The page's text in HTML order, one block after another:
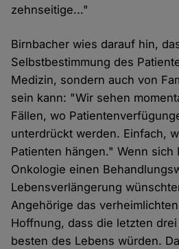
zehnseitige..."
Birnbacher wies darauf hin,
Selbstbestimmung des
Medizin, sondern auch von
sein kann: "Wir sehen
Fällen, wo
unterdrückt werden. Einfach,
Patienten hängen." Wenn sich
Onkologie einen
Lebensverlängerung
Angehörige das
Hoffnung, dass die letzten
besten des Lebens würden.